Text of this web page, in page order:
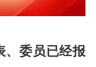
、委员已经报